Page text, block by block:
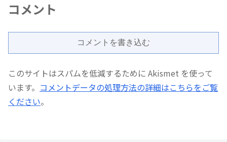
コメント
コメントを書き込む
このサイトはスパムを低減するために Akismet を使って
います。 コメントデータの処理方法の詳細はこちらをご覧
ください。